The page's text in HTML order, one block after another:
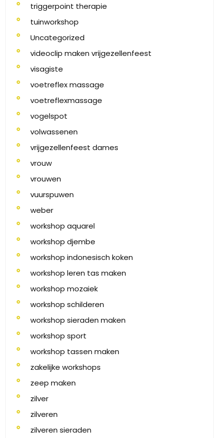
triggerpoint therapie
tuinworkshop
Uncategorized
videoclip maken vrijgezellenfeest
visagiste
voetreflex massage
voetreflexmassage
vogelspot
volwassenen
vrijgezellenfeest dames
vrouw
vrouwen
vuurspuwen
weber
workshop aquarel
workshop djembe
workshop indonesisch koken
workshop leren tas maken
workshop mozaiek
workshop schilderen
workshop sieraden maken
workshop sport
workshop tassen maken
zakelijke workshops
zeep maken
zilver
zilveren
zilveren sieraden